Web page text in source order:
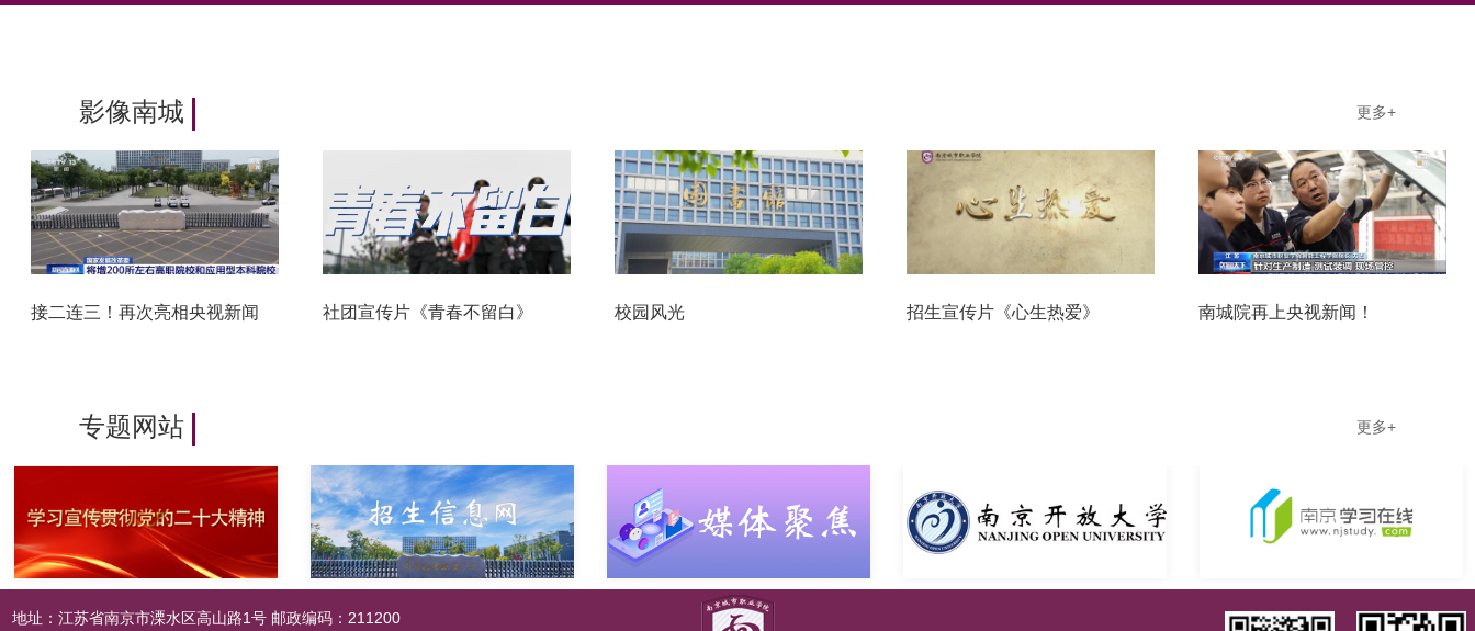
影像南城 更多+
接二连三！再次亮相央视新闻 社团宣传片《青春不留白》 校园风光 招生宣传片《心生热爱》 南城院再上央视新闻！
专题网站 更多+
地址：江苏省南京市溧水区高山路1号 邮政编码：211200